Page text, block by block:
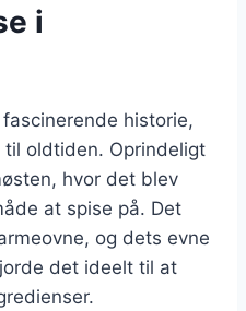
i
historie,
oldtiden. Oprindeligt
hvor det blev
at spise på. Det
og dets evne
det ideelt til at